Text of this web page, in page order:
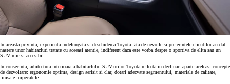
In aceasta privinta, experienta indelungata si deschiderea Toyota fata de nevoile si preferintele clientilor au dat
nastere unor habitacluri tratate cu aceeasi atentie, indiferent daca este vorba despre o sportiva de elita sau un
SUV mic si accesibil.
In consecinta, arhitectura interioara a habitaclului SUV-urilor Toyota reflecta in declinari aparte aceleasi concepte
de dezvoltare: ergonomie optima, design aerisit si clar, dotari adecvate segmentului, materiale de calitate,
finisaje impecabile.